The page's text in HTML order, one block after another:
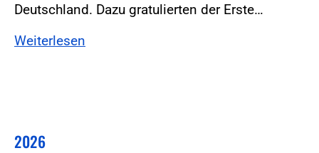
Deutschland. Dazu gratulierten der Erste…
Weiterlesen
2026